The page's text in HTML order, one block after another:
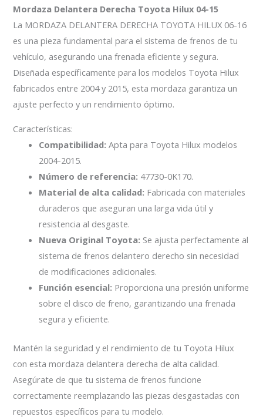
Mordaza Delantera Derecha Toyota Hilux 04-15
La MORDAZA DELANTERA DERECHA TOYOTA HILUX 06-16
es una pieza fundamental para el sistema de frenos de tu
vehículo, asegurando una frenada eficiente y segura.
Diseñada específicamente para los modelos Toyota Hilux
fabricados entre 2004 y 2015, esta mordaza garantiza un
ajuste perfecto y un rendimiento óptimo.
Características:
Compatibilidad: Apta para Toyota Hilux modelos
2004-2015.
Número de referencia: 47730-0K170.
Material de alta calidad: Fabricada con materiales
duraderos que aseguran una larga vida útil y
resistencia al desgaste.
Nueva Original Toyota: Se ajusta perfectamente al
sistema de frenos delantero derecho sin necesidad
de modificaciones adicionales.
Función esencial: Proporciona una presión uniforme
sobre el disco de freno, garantizando una frenada
segura y eficiente.
Mantén la seguridad y el rendimiento de tu Toyota Hilux
con esta mordaza delantera derecha de alta calidad.
Asegúrate de que tu sistema de frenos funcione
correctamente reemplazando las piezas desgastadas con
repuestos específicos para tu modelo.